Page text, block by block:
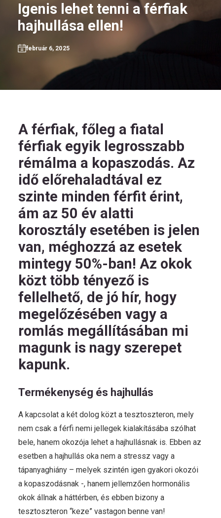
HU
Kövess
minket!
Igenis lehet tenni a férfiak
hajhullása ellen!
február 6, 2025
A férfiak, főleg a fiatal
férfiak egyik legrosszabb
rémálma a kopaszodás. Az
idő előrehaladtával ez
szinte minden férfit érint,
ám az 50 év alatti
korosztály esetében is jelen
van, méghozzá az esetek
mintegy 50%-ban! Az okok
közt több tényező is
fellelhető, de jó hír, hogy
megelőzésében vagy a
romlás megállításában mi
magunk is nagy szerepet
kapunk.
Termékenység és hajhullás
A kapcsolat a két dolog közt a tesztoszteron, mely
nem csak a férfi nemi jellegek kialakításába szólhat
bele, hanem okozója lehet a hajhullásnak is. Ebben az
esetben a hajhullás oka nem a stressz vagy a
tápanyaghiány – melyek szintén igen gyakori okozói
a kopaszodásnak -, hanem jellemzően hormonális
okok állnak a háttérben, és ebben bizony a
tesztoszteron “keze” vastagon benne van!